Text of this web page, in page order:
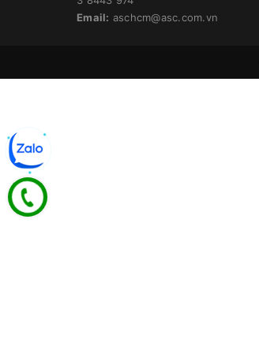
Email: aschcm@asc.com.vn